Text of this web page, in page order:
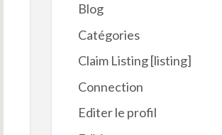
Blog
Catégories
Claim Listing [listing]
Connection
Editer le profil